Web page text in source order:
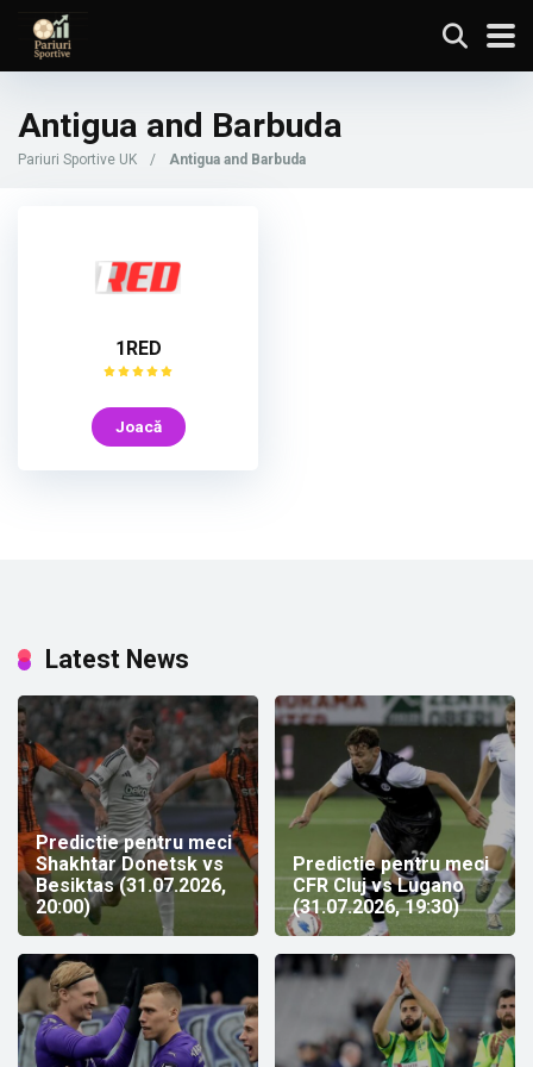
Antigua and Barbuda
Pariuri Sportive UK / Antigua and Barbuda
1RED
Joacă
Latest News
Predictie pentru meci
Shakhtar Donetsk vs
Besiktas (31.07.2026,
20:00)
Predictie pentru meci
CFR Cluj vs Lugano
(31.07.2026, 19:30)